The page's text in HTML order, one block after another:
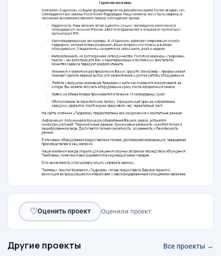
♡Оценить проект Оценили проект:
Другие проекты Все проекты →